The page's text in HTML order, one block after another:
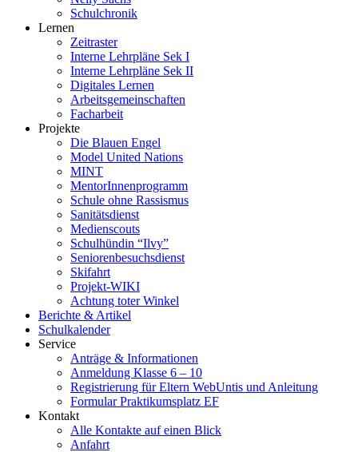
Schulchronik
Lernen
Zeitraster
Interne Lehrpläne Sek I
Interne Lehrpläne Sek II
Digitales Lernen
Arbeitsgemeinschaften
Facharbeit
Projekte
Die Blauen Engel
Model United Nations
MINT
MentorInnenprogramm
Schule ohne Rassismus
Sanitätsdienst
Medienscouts
Schulhündin “Ilvy”
Seniorenbesuchsdienst
Skifahrt
Projekt-WIKI
Achtung toter Winkel
Berichte & Artikel
Schulkalender
Service
Anträge & Informationen
Anmeldung Klasse 6 – 10
Registrierung für Eltern WebUntis und Anleitung
Formular Praktikumsplatz EF
Kontakt
Alle Kontakte auf einen Blick
Anfahrt